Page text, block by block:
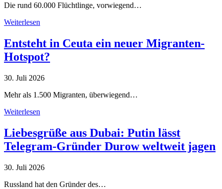
Die rund 60.000 Flüchtlinge, vorwiegend…
Weiterlesen
Entsteht in Ceuta ein neuer Migranten-
Hotspot?
30. Juli 2026
Mehr als 1.500 Migranten, überwiegend…
Weiterlesen
Liebesgrüße aus Dubai: Putin lässt
Telegram-Gründer Durow weltweit jagen
30. Juli 2026
Russland hat den Gründer des…